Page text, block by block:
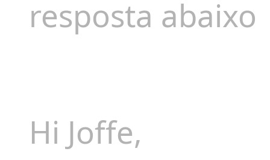
resposta abaixo
Hi Joffe,